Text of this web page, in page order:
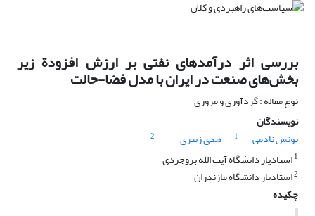
بررسی اثر درآمدهای نفتی بر ارزش افزودة زیر
بخش‌های صنعت در ایران با مدل فضا-حالت
نوع مقاله : گردآوری و مروری
نویسندگان
یونس نادمی
1 هدی زبیری
2
1استادیار دانشگاه آیت الله بروجردی
2استادیار دانشگاه مازندران
چکیده